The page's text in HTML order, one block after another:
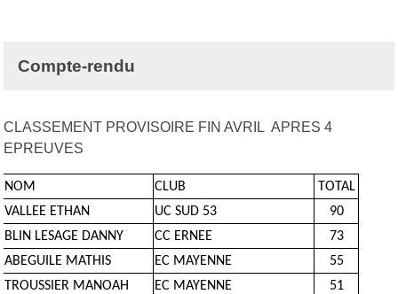
Compte-rendu
CLASSEMENT PROVISOIRE FIN AVRIL APRES 4
EPREUVES
NOM CLUB
TOTAL
VALLEE ETHAN
UC SUD 53
90
BLIN LESAGE DANNY
CC ERNEE
73
ABEGUILE MATHIS
EC MAYENNE
55
TROUSSIER MANOAH
EC MAYENNE
51